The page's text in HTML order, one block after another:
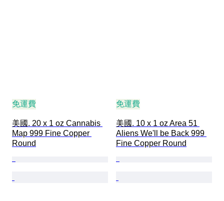
免運費
美國. 20 x 1 oz Cannabis
Map 999 Fine Copper
Round
免運費
美國. 10 x 1 oz Area 51
Aliens We'll be Back 999
Fine Copper Round